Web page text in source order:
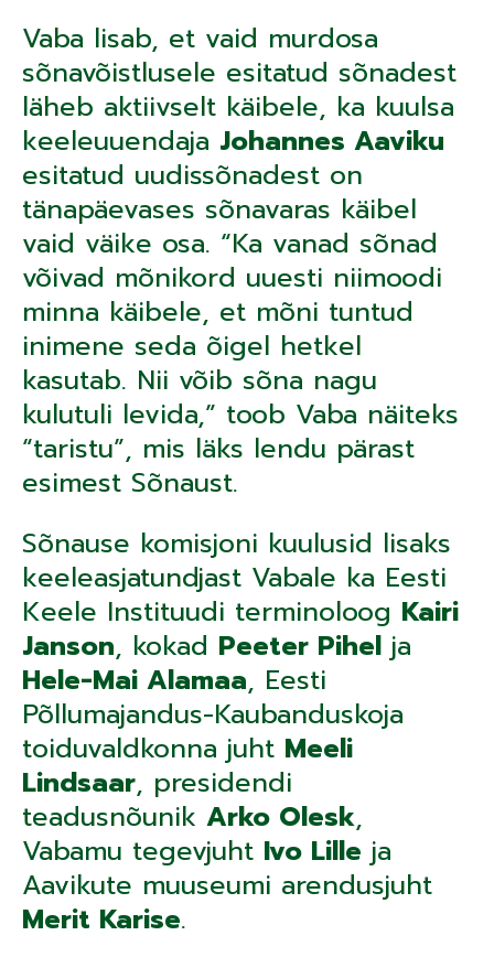
Vaba lisab, et vaid murdosa
sõnavõistlusele esitatud sõnadest
läheb aktiivselt käibele, ka kuulsa
keeleuuendaja Johannes Aaviku
esitatud uudissõnadest on
tänapäevases sõnavaras käibel
vaid väike osa. “Ka vanad sõnad
võivad mõnikord uuesti niimoodi
minna käibele, et mõni tuntud
inimene seda õigel hetkel
kasutab. Nii võib sõna nagu
kulutuli levida,” toob Vaba näiteks
“taristu”, mis läks lendu pärast
esimest Sõnaust.
Sõnause komisjoni kuulusid lisaks
keeleasjatundjast Vabale ka Eesti
Keele Instituudi terminoloog Kairi
Janson, kokad Peeter Pihel ja
Hele-Mai Alamaa, Eesti
Põllumajandus-Kaubanduskoja
toiduvaldkonna juht Meeli
Lindsaar, presidendi
teadusnõunik Arko Olesk,
Vabamu tegevjuht Ivo Lille ja
Aavikute muuseumi arendusjuht
Merit Karise.